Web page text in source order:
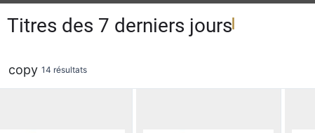
Titres des 7 derniers jours
copy 14 résultats